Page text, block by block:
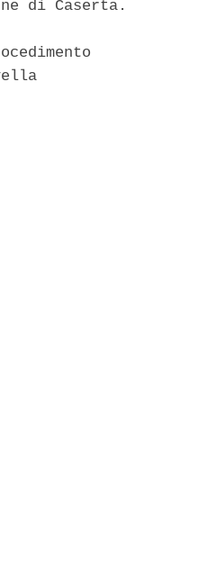
di Caserta.